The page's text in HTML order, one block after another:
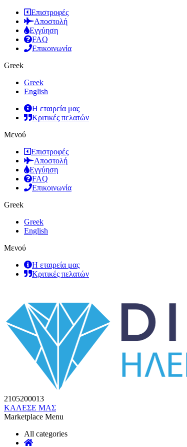
Επιστροφές
Αποστολή
Εγγύηση
FAQ
Επικοινωνία
Greek
Greek
English
Η εταιρεία μας
Κριτικές πελατών
Μενού
Επιστροφές
Αποστολή
Εγγύηση
FAQ
Επικοινωνία
Greek
Greek
English
Μενού
Η εταιρεία μας
Κριτικές πελατών
2105200013
ΚΑΛΕΣΕ ΜΑΣ
Marketplace Menu
All categories